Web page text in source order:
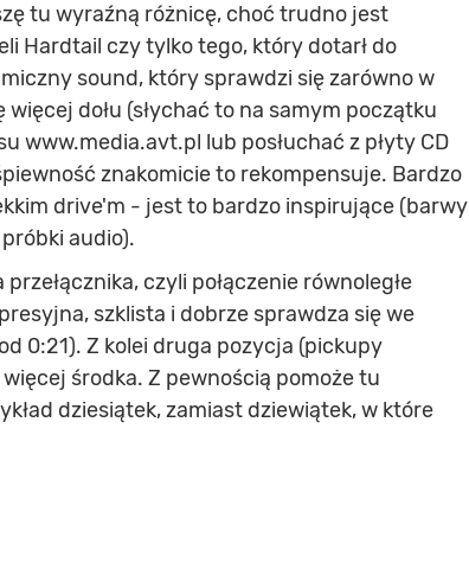
tu wyraźną różnicę, choć trudno jest
Hardtail czy tylko tego, który dotarł do
sound, który sprawdzi się zarówno w
dołu (słychać to na samym początku
www.media.avt.pl lub posłuchać z płyty CD
znakomicie to rekompensuje. Bardzo
drive'm - jest to bardzo inspirujące (barwy
audio).
czyli połączenie równoległe
szklista i dobrze sprawdza się we
0:21). Z kolei druga pozycja (pickupy
środka. Z pewnością pomoże tu
dziesiątek, zamiast dziewiątek, w które